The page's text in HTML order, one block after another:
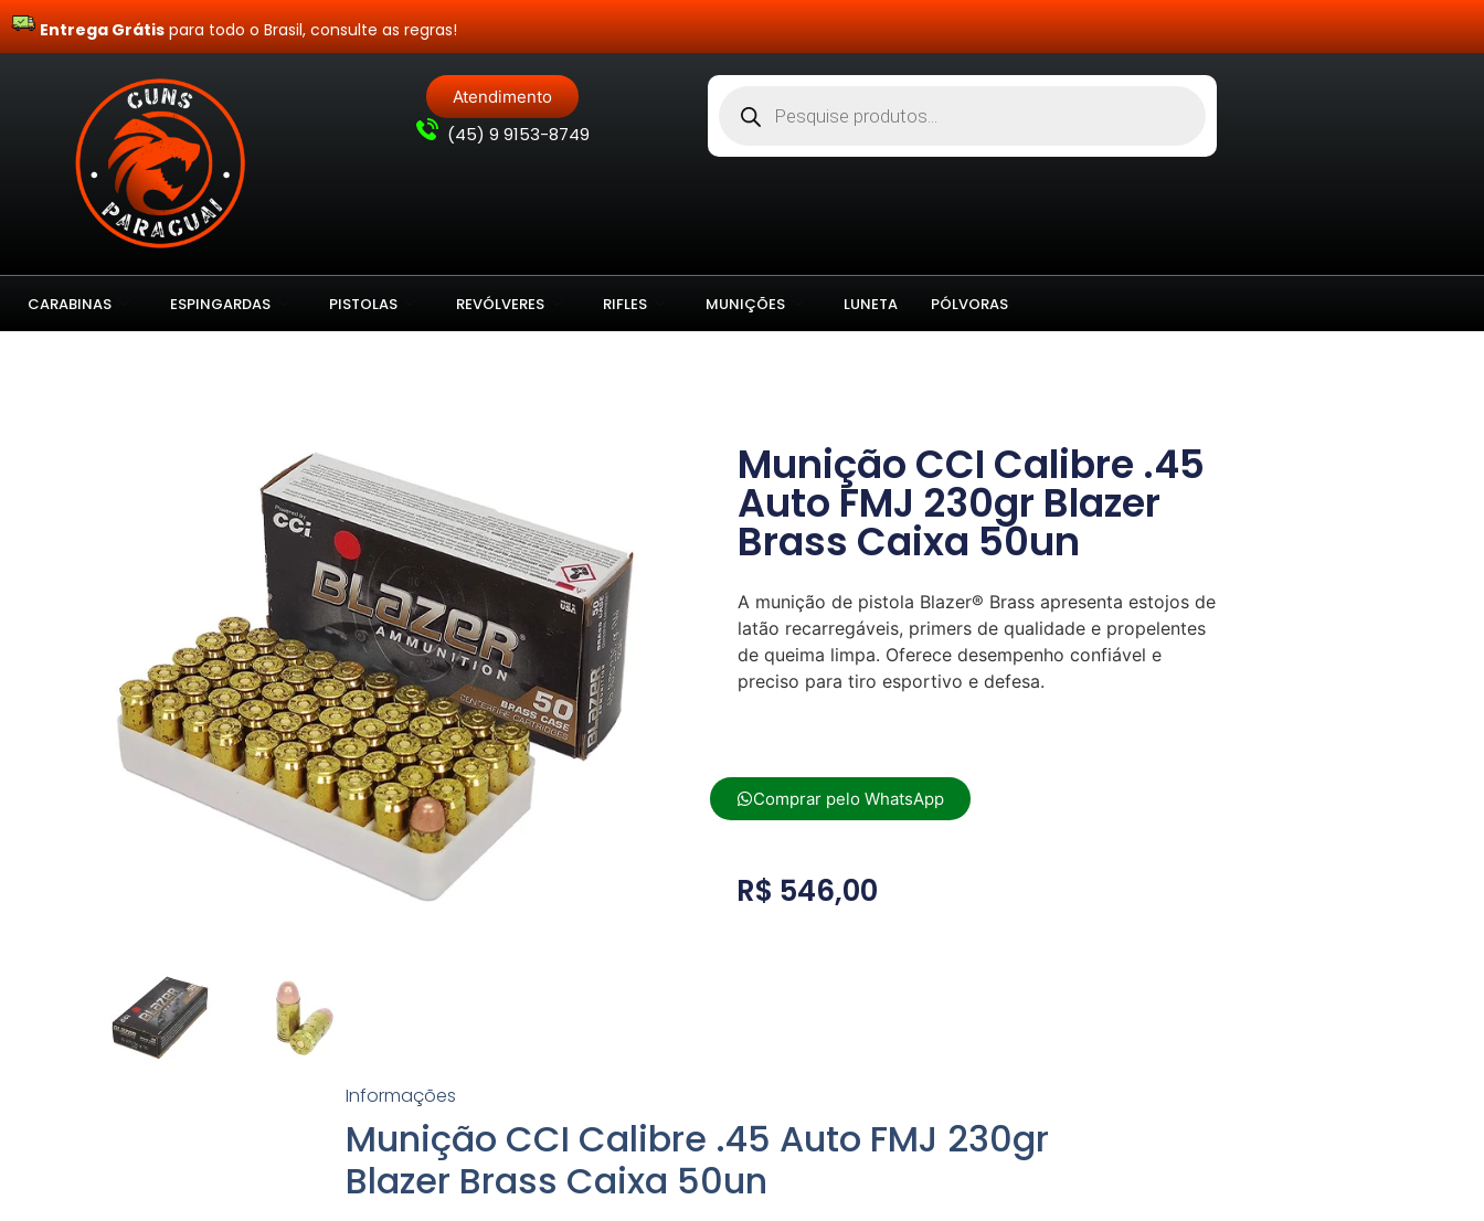
Site Blindado
Entrega Grátispara todo o Brasil, consulte as regras!
Atendimento
(45) 9 9153-8749
CARABINAS ESPINGARDAS PISTOLAS REVÓLVERES RIFLES MUNIÇÕES LUNETA PÓLVORAS
Munição CCI Calibre .45
Auto FMJ 230gr Blazer
Brass Caixa 50un
A munição de pistola Blazer® Brass apresenta estojos de
latão recarregáveis, primers de qualidade e propelentes
de queima limpa. Oferece desempenho confiável e
preciso para tiro esportivo e defesa.
Comprar pelo WhatsApp
R$ 546,00
Informações
Munição CCI Calibre .45 Auto FMJ 230gr
Blazer Brass Caixa 50un